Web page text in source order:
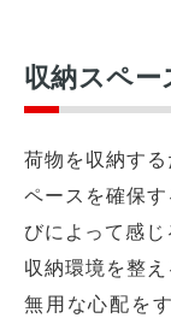
収納スペー
荷物を収納す
ペースを確保
びによって感じ
収納環境を整
無用な心配を